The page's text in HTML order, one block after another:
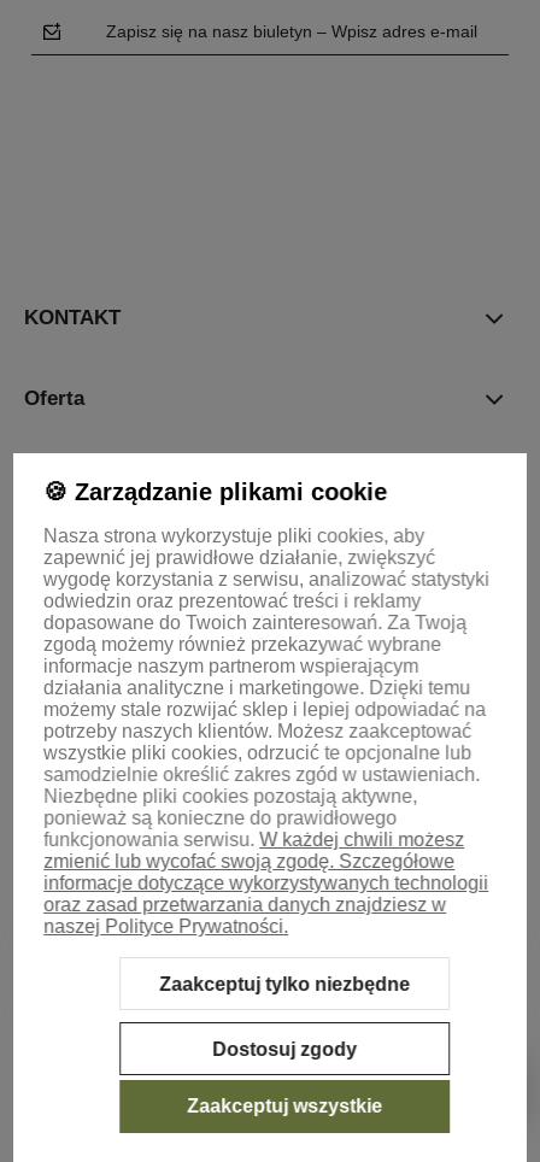
Zapisz się na nasz biuletyn – Wpisz adres e-mail
KONTAKT
Oferta
Informacje
KONTO
Sklep internetowy Shoper.pl Szablon Shoper Modern 3.0™
🍪 Zarządzanie plikami cookie
Nasza strona wykorzystuje pliki cookies, aby
zapewnić jej prawidłowe działanie, zwiększyć
wygodę korzystania z serwisu, analizować statystyki
odwiedzin oraz prezentować treści i reklamy
dopasowane do Twoich zainteresowań. Za Twoją
zgodą możemy również przekazywać wybrane
informacje naszym partnerom wspierającym
działania analityczne i marketingowe. Dzięki temu
możemy stale rozwijać sklep i lepiej odpowiadać na
potrzeby naszych klientów. Możesz zaakceptować
wszystkie pliki cookies, odrzucić te opcjonalne lub
samodzielnie określić zakres zgód w ustawieniach.
Niezbędne pliki cookies pozostają aktywne,
ponieważ są konieczne do prawidłowego
funkcjonowania serwisu. W każdej chwili możesz
zmienić lub wycofać swoją zgodę. Szczegółowe
informacje dotyczące wykorzystywanych technologii
oraz zasad przetwarzania danych znajdziesz w
naszej Polityce Prywatności.
Zaakceptuj tylko niezbędne
Dostosuj zgody
Zaakceptuj wszystkie